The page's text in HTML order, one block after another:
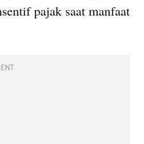
pajak saat manfaat